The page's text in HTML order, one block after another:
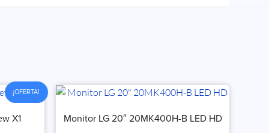
¡OFERTA!
X1 Monitor LG 20″ 20MK400H-B LED HD